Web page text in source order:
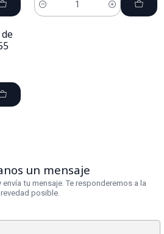
Cantidad
de
un mensaje
tu mensaje. Te responderemos a la
posible.